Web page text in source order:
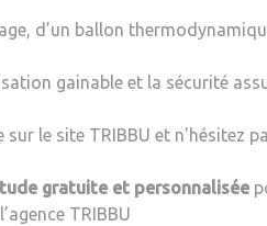
d’un ballon
gainable et la sécurité
le site TRIBBU et n'hésitez
gratuite et personnalisée
TRIBBU